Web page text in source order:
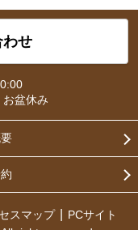
わせ
盆休み
スマップ
PCサイト